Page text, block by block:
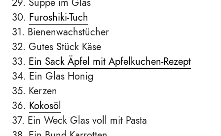
30. Furoshiki-Tuch
31. Bienenwachstücher
32. Gutes Stück Käse
33. Ein Sack Äpfel mit Apfelkuchen-Rezept
34. Ein Glas Honig
35. Kerzen
36. Kokosöl
37. Ein Weck Glas voll mit Pasta